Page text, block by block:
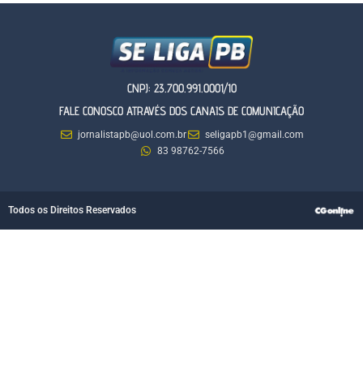
CNPJ: 23.700.991.0001/10
FALE CONOSCO ATRAVÉS DOS CANAIS DE COMUNICAÇÃO
jornalistapb@uol.com.br
seligapb1@gmail.com
83 98762-7566
Todos os Direitos Reservados